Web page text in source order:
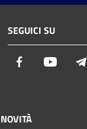
SEGUICI SU
Facebook Youtube
NOVITÀ